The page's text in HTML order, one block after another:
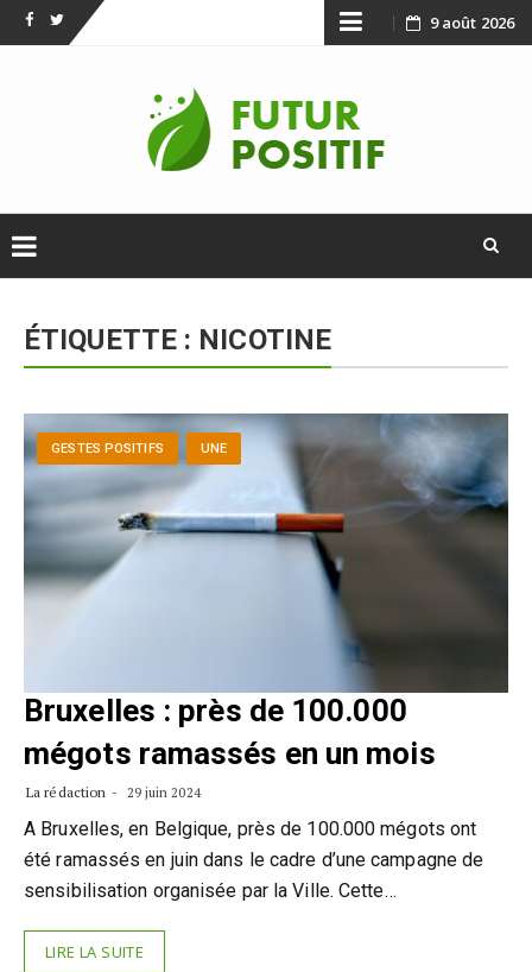
FacebookTwitter Skip
content
9 août 2026
contentÉTIQUETTE : NICOTINE
GESTES POSITIFS UNE
Bruxelles : près de 100.000
mégots ramassés en un mois
La rédaction 29 juin 2024
A Bruxelles, en Belgique, près de 100.000 mégots ont
été ramassés en juin dans le cadre d’une campagne de
sensibilisation organisée par la Ville. Cette…
LIRE LA SUITE